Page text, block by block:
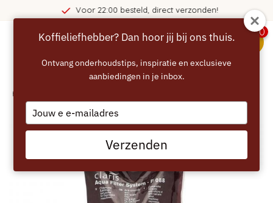
Voor 22:00 besteld, direct verzonden!
0
Home
Koffieliefhebber? Dan hoor jij bij ons thuis.
Ontvang onderhoudstips, inspiratie en exclusieve
aanbiedingen in je inbox.
Type
your
email
Verzenden